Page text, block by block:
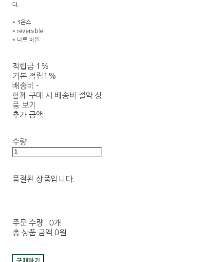
다.
* 3온스
* reversible
* 너트 버튼
적립금 1%
기본 적립 1%
배송비 -
함께 구매 시 배송비 절약 상
품 보기
추가 금액
수량
품절된 상품입니다.
주문 수량
0개
총 상품 금액 0원